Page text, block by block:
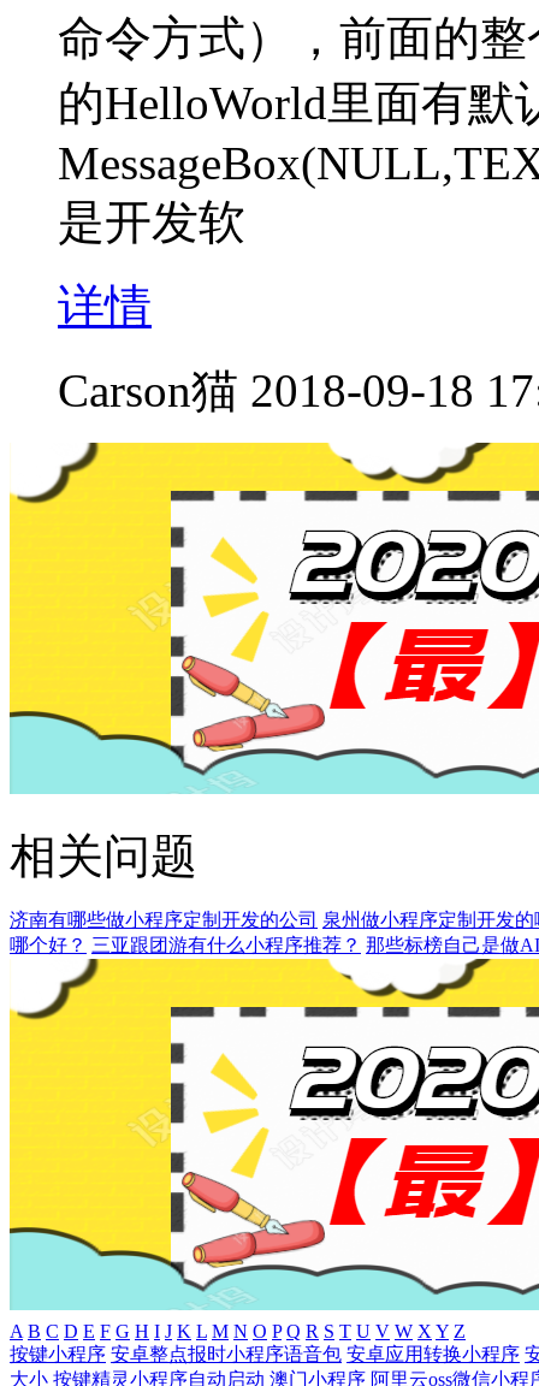
命令方式），前面的
的HelloWorld里面有
是开发软
详情
Carson猫 2018-09-18
相关问题
济南有哪些做小程序定制开发的公司 泉州做小程序定制开发
哪个好？ 三亚跟团游有什么小程序推荐？ 那些标榜自己是做
A B C D E F G H I J K L M N O P Q R S T U V W X Y Z
按键小程序 安卓整点报时小程序语音包 安卓应用转换小程序
大小 按键精灵小程序自动启动 澳门小程序 阿里云oss微信小程